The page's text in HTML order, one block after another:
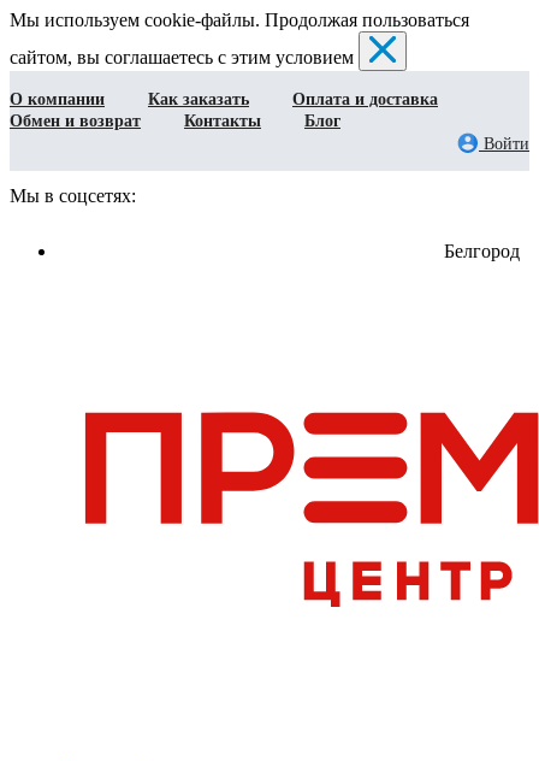
Мы используем cookie-файлы. Продолжая пользоваться
сайтом, вы соглашаетесь с этим условием
О компании Как заказать
Оплата и доставка
Обмен и возврат
Контакты
Блог
Войти
Мы в соцсетях:
Белгород